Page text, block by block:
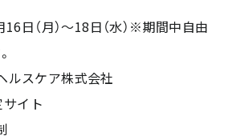
日（月）～18日（水）※期間中自由
ルスケア株式会社
イト